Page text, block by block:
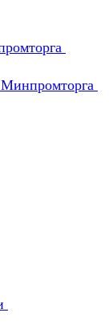
Минпромторга